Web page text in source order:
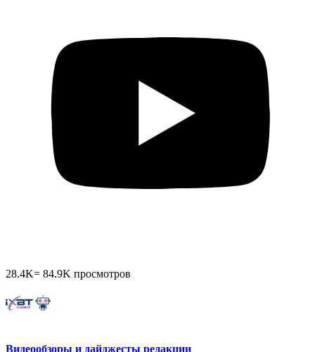
28.4K= 84.9K просмотров
Видеообзоры и дайджесты редакции